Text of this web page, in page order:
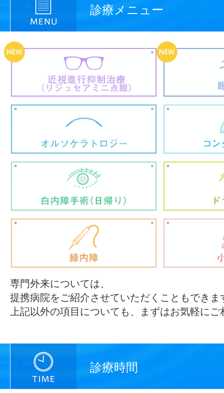
診療メニュー
専門外来については、
提携病院をご紹介させていただくこともできま
上記以外の項目についても、まずはお気軽に
診療時間